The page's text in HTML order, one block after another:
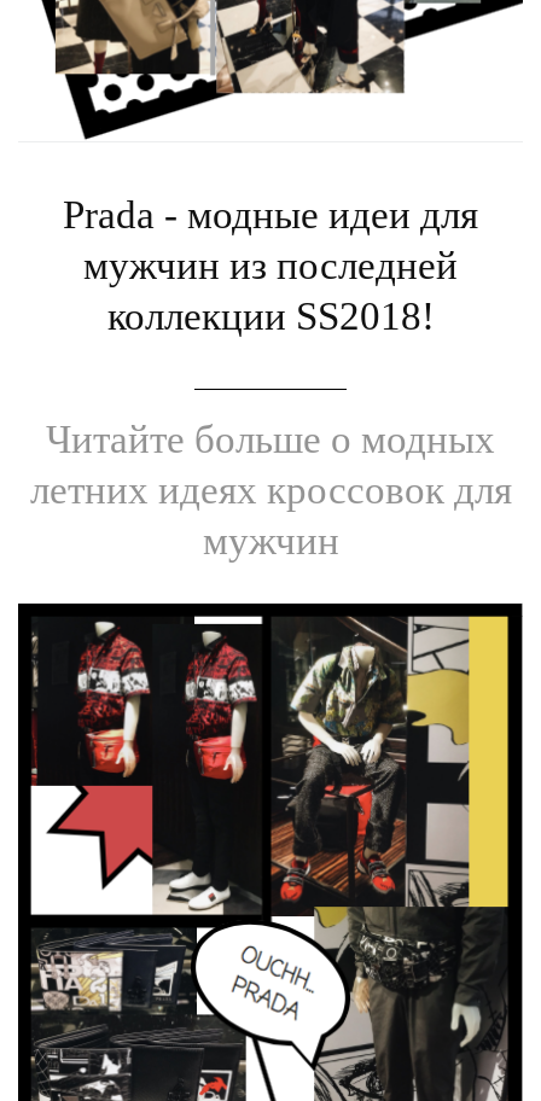
Prada - модные идеи для
мужчин из последней
коллекции SS2018!
Читайте больше о модных
летних идеях кроссовок для
мужчин